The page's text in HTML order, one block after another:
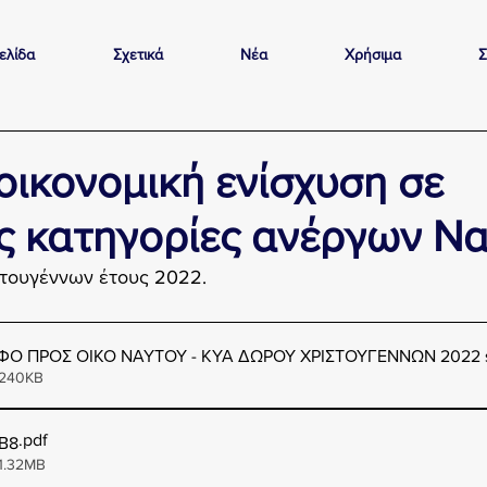
Σχετικά Νέα Χρήσιμα
ενίσχυση σε
κατηγορίες ανέργων
έτους 2022.
ΠΡΟΣ ΟΙΚΟ ΝΑΥΤΟΥ - ΚΥΑ ΔΩΡΟΥ ΧΡΙΣΤΟΥΓΕΝΝΩΝ 2022
.pdf